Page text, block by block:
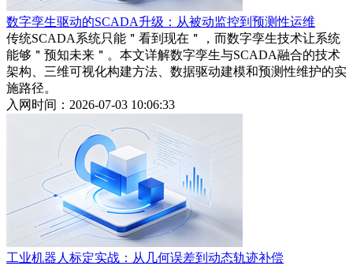
数字孪生驱动的SCADA升级：从被动监控到预测性运维
传统SCADA系统只能＂看到现在＂，而数字孪生技术让系统
能够＂预知未来＂。本文详解数字孪生与SCADA融合的技术
架构、三维可视化构建方法、数据驱动建模和预测性维护的实
施路径。
入网时间：2026-07-03 10:06:33
工业机器人标定实战：从几何误差到动态轨迹补偿